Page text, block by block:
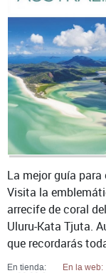
En tienda:
En la web:
La mejor guía
Visita la
arrecife de coral
Uluru-Kata Tjuta.
que recordarás